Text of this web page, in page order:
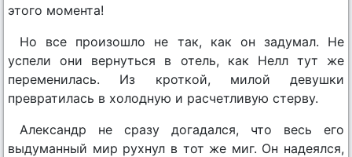
этого момента!
Но все произошло не так, как он задумал. Не
успели они вернуться в отель, как Нелл тут же
переменилась. Из кроткой, милой девушки
превратилась в холодную и расчетливую стерву.
Александр не сразу догадался, что весь его
выдуманный мир рухнул в тот же миг. Он надеялся,